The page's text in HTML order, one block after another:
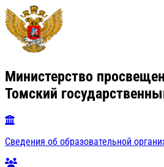
Министерство
Томский
Сведения об образовательной